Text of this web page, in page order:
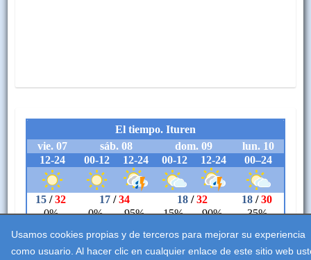
Usamos cookies propias y de terceros para mejorar su experiencia
como usuario. Al hacer clic en cualquier enlace de este sitio web